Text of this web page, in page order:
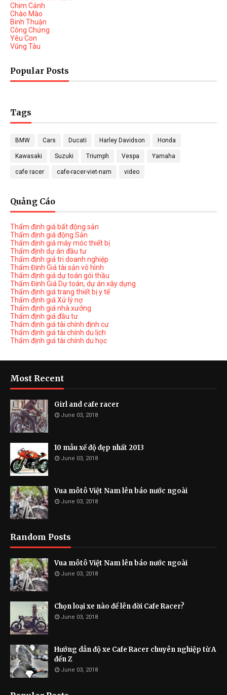
Chim Cảnh
Chào Mào
Binh Thuận
Công Chứng
Yêu Con
Vũng Tàu
Popular Posts
Tags
BMW Cars Ducati Harley Davidson Honda
Kawasaki Suzuki Triumph Vespa Yamaha
cafe racer cafe-racer-viet-nam video
Quảng Cáo
Thẩm định giá bất động sản
Thẩm định giá động Sản
Thẩm định giá máy móc thiết bị
Thẩm định dự án đầu tư
Thẩm định giá tri doanh nghiệp
Thẩm Định Giá tài sản vô hình
Thẩm định giá dự toán gói thầu
Thẩm Định Giá Dự toán, dự án xây dựng
Thẩm định giá trang thiết bị y tế
Thẩm định giá Xử lý nợ
Thẩm định giá nhà xưởng
Thẩm định giá đầu tư
Thẩm định giá tài chính định cư
Thẩm định giá tài chính du lịch
Thẩm định giá tài chính du học
Most Recent
Girl and cafe racer
June 03, 2018
10 mẫu xế độ đẹp nhất 2013
June 03, 2018
Vua môtô Việt Nam lên báo nước ngoài
June 03, 2018
Random Posts
Vua môtô Việt Nam lên báo nước ngoài
June 03, 2018
Chọn loại xe nào để lên đời Cafe Racer?
June 03, 2018
Hướng dẫn độ xe Cafe Racer chuyên nghiệp từ A
đến Z
June 03, 2018